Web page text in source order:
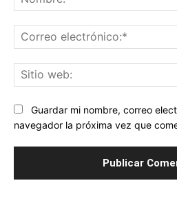
Guardar mi nombre, correo
navegador la próxima vez que